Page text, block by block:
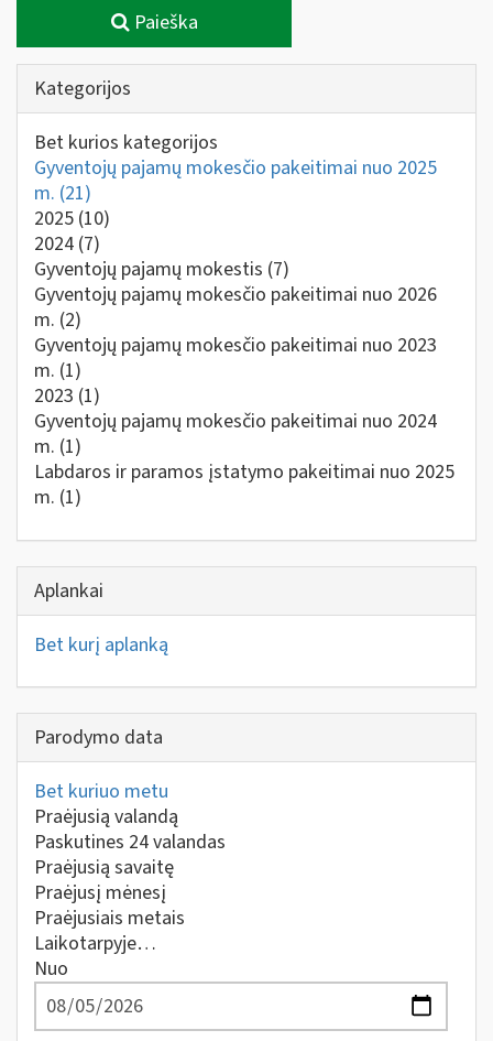
Paieška
Kategorijos
Bet kurios kategorijos
Gyventojų pajamų mokesčio pakeitimai nuo 2025
m. (21)
2025 (10)
2024 (7)
Gyventojų pajamų mokestis (7)
Gyventojų pajamų mokesčio pakeitimai nuo 2026
m. (2)
Gyventojų pajamų mokesčio pakeitimai nuo 2023
m. (1)
2023 (1)
Gyventojų pajamų mokesčio pakeitimai nuo 2024
m. (1)
Labdaros ir paramos įstatymo pakeitimai nuo 2025
m. (1)
Aplankai
Bet kurį aplanką
Parodymo data
Bet kuriuo metu
Praėjusią valandą
Paskutines 24 valandas
Praėjusią savaitę
Praėjusį mėnesį
Praėjusiais metais
Laikotarpyje…
Nuo